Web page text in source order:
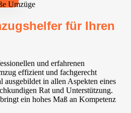
für Ihren
und erfahrenen
effizient und fachgerecht
ausgebildet in allen Aspekten eines
Rat und Unterstützung.
ein hohes Maß an Kompetenz